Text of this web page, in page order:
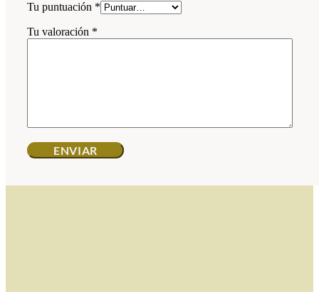
Tu puntuación *
Tu valoración *